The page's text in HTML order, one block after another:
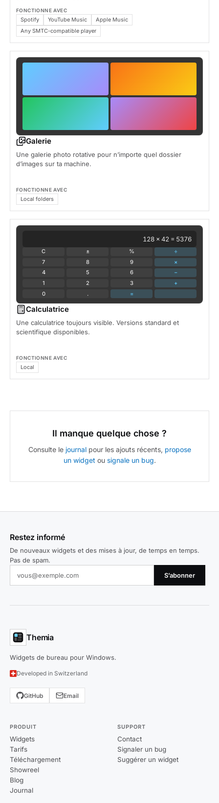
FONCTIONNE AVEC
Spotify YouTube Music
Apple Music
Any SMTC-compatible player
Galerie
Une galerie photo rotative pour n’importe quel dossier
d’images sur ta machine.
FONCTIONNE AVEC
Local folders
128 × 42 = 5376
C ± %
÷
7
8 9
×
4
5 6
−
1
2 3
+
0
. =
Calculatrice
Une calculatrice toujours visible. Versions standard et
scientifique disponibles.
FONCTIONNE AVEC
Local
Il manque quelque chose ?
Consulte le journalpour les ajouts récents, propose
un widget ou signale un bug.
Restez informé
De nouveaux widgets et des mises à jour, de temps en temps.
Pas de spam.
S’abonner
Themia
Widgets de bureau pour Windows.
Developed in Switzerland
GitHub Email
PRODUIT
Widgets
Tarifs
Téléchargement
Showreel
Blog
Journal
SUPPORT
Contact
Signaler un bug
Suggérer un widget